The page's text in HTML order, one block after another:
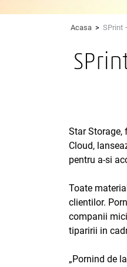
Acasa > SPrint
Star Storage,
Cloud,
pentru a-si
Toate
clientilor.
companii
tiparirii in
„Pornind de